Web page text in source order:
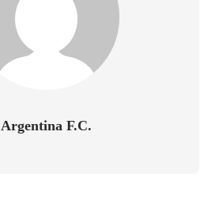
Argentina F.C.